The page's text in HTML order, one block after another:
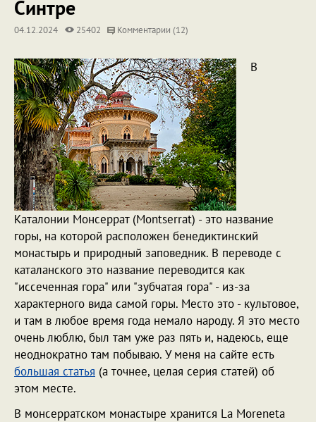
Синтре
04.12.2024 25402 Комментарии (12)
В
Каталонии Монсеррат (Montserrat) - это название
горы, на которой расположен бенедиктинский
монастырь и природный заповедник. В переводе с
каталанского это название переводится как
"иссеченная гора" или "зубчатая гора" - из-за
характерного вида самой горы. Место это - культовое,
и там в любое время года немало народу. Я это место
очень люблю, был там уже раз пять и, надеюсь, еще
неоднократно там побываю. У меня на сайте есть
большая статья (а точнее, целая серия статей) об
этом месте.
В монсерратском монастыре хранится La Moreneta